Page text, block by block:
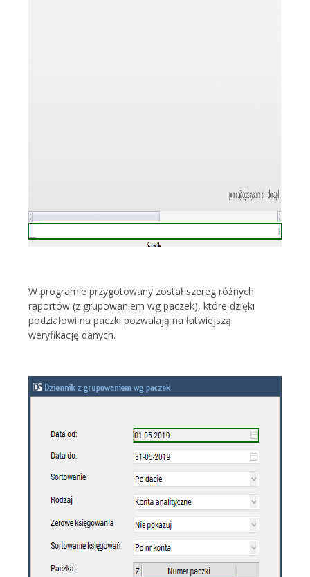
W programie przygotowany został szereg różnych
raportów (z grupowaniem wg paczek), które dzięki
podziałowi na paczki pozwalają na łatwiejszą
weryfikację danych.